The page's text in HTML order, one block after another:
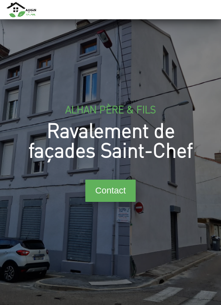
ALHAN PÈRE & FILS
Ravalement de
façades Saint-Chef
Contact